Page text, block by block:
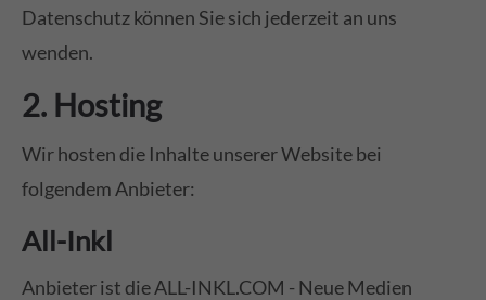
Datenschutz können Sie sich jederzeit an uns
wenden.
2. Hosting
Wir hosten die Inhalte unserer Website bei
folgendem Anbieter:
All-Inkl
Anbieter ist die ALL-INKL.COM - Neue Medien